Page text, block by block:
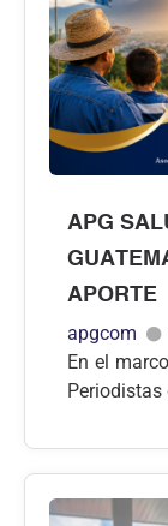
APG
APORTE
apgcom
En el
Periodistas